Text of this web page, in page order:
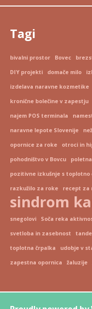
Tagi
bivalni prostor Bovec
DIY projekti domače milo
izdelava naravne kozmetike
kronične bolečine v zapestju
najem POS terminala
naravne lepote Slovenije
opornice za roke otroci in
pohodništvo v Bovcu
pozitivne izkušnje s toplotno
razkužilo za roke recept za
sindrom
snegolovi Soča reka
svetloba in zasebnost
toplotna črpalka udobje v
zapestna opornica žaluzije